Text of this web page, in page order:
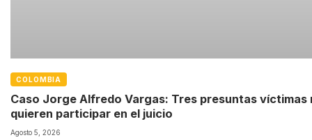
COLOMBIA
Caso Jorge Alfredo Vargas: Tres presuntas víctimas
quieren participar en el juicio
Agosto 5, 2026